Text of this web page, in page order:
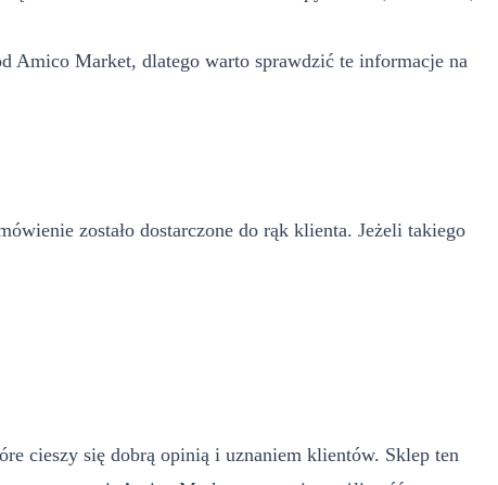
Amico Market, dlatego warto sprawdzić te informacje na
zostało dostarczone do rąk klienta. Jeżeli takiego
cieszy się dobrą opinią i uznaniem klientów. Sklep ten